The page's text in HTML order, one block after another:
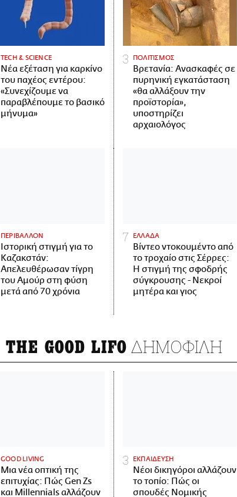
ΤECH & SCIENCE
Νέα εξέταση για καρκίνο
του παχέος εντέρου:
«Συνεχίζουμε να
παραβλέπουμε το βασικό
μήνυμα»
ΠΟΛΙΤΙΣΜΟΣ
Βρετανία: Ανασκαφές σε
πυρηνική εγκατάσταση
«θα αλλάξουν την
προϊστορία»,
υποστηρίζει
αρχαιολόγος
ΠΕΡΙΒΑΛΛΟΝ
Ιστορική στιγμή για το
Καζακστάν:
Απελευθέρωσαν τίγρη
του Αμούρ στη φύση
μετά από 70 χρόνια
ΕΛΛΑΔΑ
Βίντεο ντοκουμέντο από
το τροχαίο στις Σέρρες:
Η στιγμή της σφοδρής
σύγκρουσης - Νεκροί
μητέρα και γιος
THE GOOD LIFO ΔΗΜΟΦΙΛΗ
GOOD LIVING
Μια νέα οπτική της
επιτυχίας: Πώς Gen Zs
και Millennials αλλάζουν
ΕΚΠΑΙΔΕΥΣΗ
Νέοι δικηγόροι αλλάζουν
το τοπίο: Πώς οι
σπουδές Νομικής